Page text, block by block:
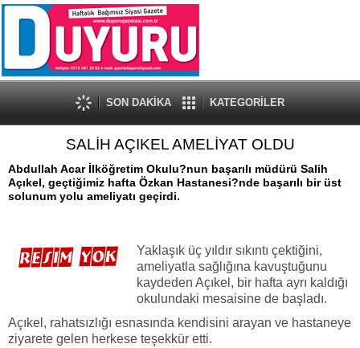
SON DAKİKA KATEGORİLER
SALİH AÇIKEL AMELİYAT OLDU
Abdullah Acar İlköğretim Okulu?nun başarılı müdürü Salih
Açıkel, geçtiğimiz hafta Özkan Hastanesi?nde başarılı bir üst
solunum yolu ameliyatı geçirdi.
Yaklaşık üç yıldır sıkıntı çektiğini,
ameliyatla sağlığına kavuştuğunu
kaydeden Açıkel, bir hafta ayrı kaldığı
okulundaki mesaisine de başladı.
Açıkel, rahatsızlığı esnasında kendisini arayan ve hastaneye
ziyarete gelen herkese teşekkür etti.